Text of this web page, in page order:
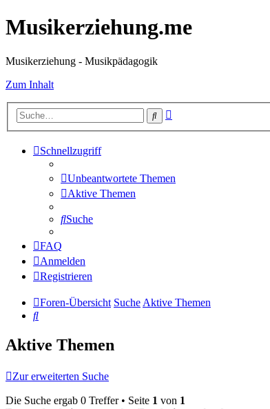
Musikerziehung.me
Musikerziehung - Musikpädagogik
Zum Inhalt
Suche
Schnellzugriff
Unbeantwortete Themen
Aktive Themen
Suche
FAQ
Anmelden
Registrieren
Foren-Übersicht SucheAktive Themen
Suche
Aktive Themen
Zur erweiterten Suche
Die Suche ergab 0 Treffer • Seite 1 von 1